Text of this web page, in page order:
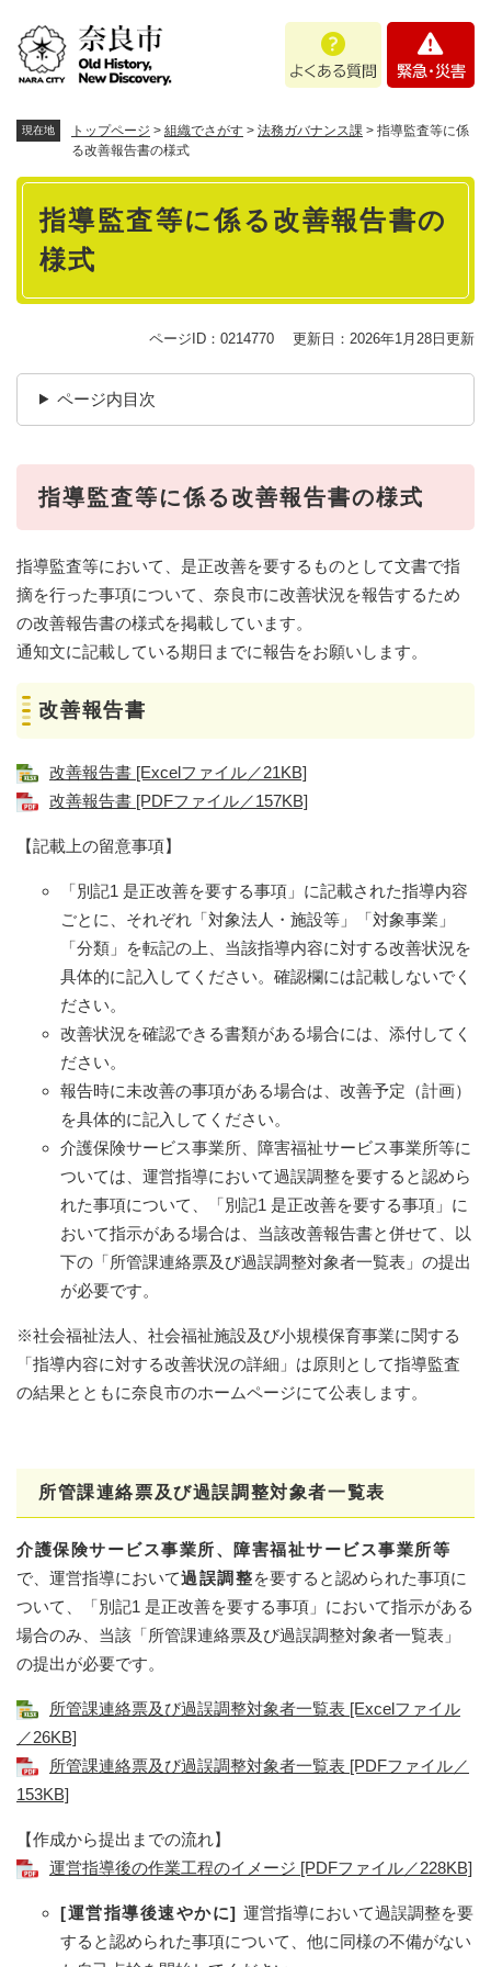
あ
問
・
現在地 トップページ > 組織でさがす > 法務ガバナンス課 > 指導監査等に係
る改善報告書の様式
本
指導監査等に係る改善報告書の
様式
ページID：0214770 更新日：2026年1月28日更新
ページ内目次
指導監査等に係る改善報告書の様式
指導監査等において、是正改善を要するものとして文書で指
摘を行った事項について、奈良市に改善状況を報告するため
の改善報告書の様式を掲載しています。
通知文に記載している期日までに報告をお願いします。
改善報告書
改善報告書 [Excelファイル／21KB]
改善報告書 [PDFファイル／157KB]
【記載上の留意事項】
「別記1 是正改善を要する事項」に記載された指導内容
ごとに、それぞれ「対象法人・施設等」「対象事業」
「分類」を転記の上、当該指導内容に対する改善状況を
具体的に記入してください。確認欄には記載しないでく
ださい。
改善状況を確認できる書類がある場合には、添付してく
ださい。
報告時に未改善の事項がある場合は、改善予定（計画）
を具体的に記入してください。
介護保険サービス事業所、障害福祉サービス事業所等に
ついては、運営指導において過誤調整を要すると認めら
れた事項について、「別記1 是正改善を要する事項」に
おいて指示がある場合は、当該改善報告書と併せて、以
下の「所管課連絡票及び過誤調整対象者一覧表」の提出
が必要です。
※社会福祉法人、社会福祉施設及び小規模保育事業に関する
「指導内容に対する改善状況の詳細」は原則として指導監査
の結果とともに奈良市のホームページにて公表します。
所管課連絡票及び過誤調整対象者一覧表
介護保険サービス事業所、障害福祉サービス事業所等
で、運営指導において過誤調整を要すると認められた事項に
ついて、「別記1 是正改善を要する事項」において指示がある
場合のみ、当該「所管課連絡票及び過誤調整対象者一覧表」
の提出が必要です。
所管課連絡票及び過誤調整対象者一覧表 [Excelファイル
／26KB]
所管課連絡票及び過誤調整対象者一覧表 [PDFファイル／
153KB]
【作成から提出までの流れ】
運営指導後の作業工程のイメージ [PDFファイル／228KB]
[運営指導後速やかに] 運営指導において過誤調整を要
すると認められた事項について、他に同様の不備がない